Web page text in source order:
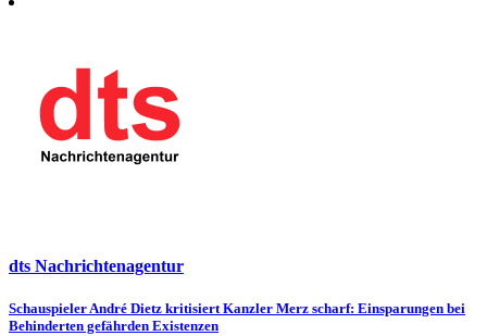
dts Nachrichtenagentur
Beitragsnavigation
Schauspieler André Dietz kritisiert Kanzler Merz scharf: Einsparungen bei
Behinderten gefährden Existenzen